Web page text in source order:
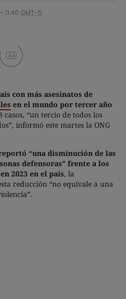
11:40 GMT-5
Ad
con más asesinatos de
en el mundo por tercer año
“un tercio de todos los
informó este martes la ONG
“una disminución de las
defensoras” frente a los
en 2023 en el país, la
reducción “no equivale a una